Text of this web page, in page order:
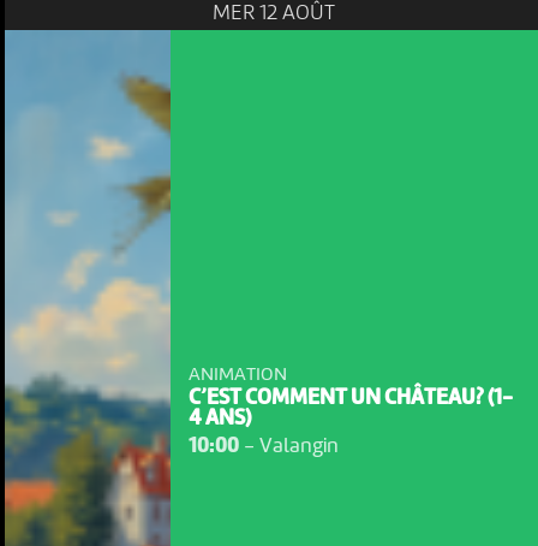
MER 12 AOÛT
ANIMATION
C’EST COMMENT UN CHÂTEAU? (1-
4 ANS)
10:00- Valangin